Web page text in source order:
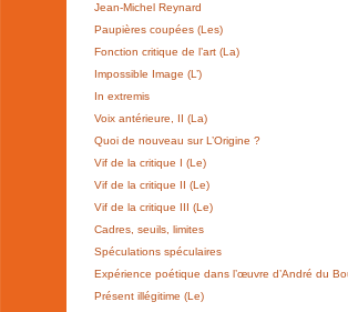
Jean-Michel Reynard
Paupières coupées (Les)
Fonction critique de l’art (La)
Impossible Image (L’)
In extremis
Voix antérieure, II (La)
Quoi de nouveau sur L’Origine ?
Vif de la critique I (Le)
Vif de la critique II (Le)
Vif de la critique III (Le)
Cadres, seuils, limites
Spéculations spéculaires
Expérience poétique dans l’œuvre d’André du
Présent illégitime (Le)